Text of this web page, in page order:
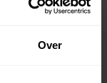
Over